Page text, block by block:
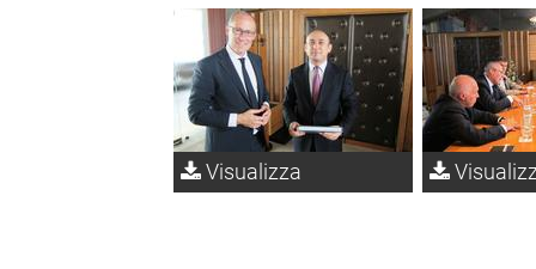
Visualizza